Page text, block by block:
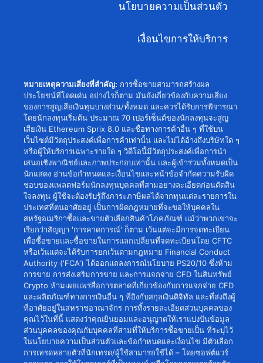
นโยบายความเป็นส่วนตัว
เงื่อนไขการให้บริการ
หมายเหตุความเสี่ยงที่สำคัญ: การซื้อขายสามารถสร้างผล
ประโยชน์ที่โดดเด่น อย่างไรก็ตาม มันยังเกี่ยวข้องกับความเสี่ยง
ของการสูญเสียเงินทุนบางส่วน/ทั้งหมด และควรได้รับการพิจารณา
โดยนักลงทุนเริ่มต้น ประมาณ 70 เปอร์เซ็นต์ของนักลงทุนจะสูญ
เสียเงิน Ethereum Sprix 8.0 และชื่อทางการค้าอื่น ๆ ที่ใช้บน
เว็บไซต์มีวัตถุประสงค์เพื่อการค้าเท่านั้น และไม่ได้อ้างถึงบริษัทใด ๆ
หรือผู้ให้บริการเฉพาะรายใด ๆ วิดีโอนี้มีวัตถุประสงค์เพื่อการนำ
เสนอเชิงพาณิชย์และภาพประกอบเท่านั้น และผู้เข้าร่วมทั้งหมดเป็น
นักแสดง อ่านข้อกำหนดและเงื่อนไขและหน้าข้อจำกัดความรับผิด
ชอบของแพลตฟอร์มนักลงทุนบุคคลที่สามอย่างละเอียดก่อนตัดสิน
ใจลงทุน ผู้ใช้จะต้องรับรู้ถึงภาระภาษีผลได้จากทุนแต่ละรายการใน
ประเทศที่ตนอาศัยอยู่ เป็นการผิดกฎหมายที่จะขอให้บุคคลใน
สหรัฐอเมริกาซื้อและขายตัวเลือกสินค้าโภคภัณฑ์ แม้ว่าพวกเขาจะ
เรียกว่าสัญญา 'การคาดการณ์' ก็ตาม เว้นแต่จะมีการจดทะเบียน
เพื่อซื้อขายและซื้อขายในการแลกเปลี่ยนที่จดทะเบียนโดย CFTC
หรือเว้นแต่จะได้รับการยกเว้นตามกฎหมาย Financial Conduct
Authority ('FCA') ได้ออกแถลงการณ์นโยบาย PS20/10 ซึ่งห้าม
การขาย การส่งเสริมการขาย และการแจกจ่าย CFD ในสินทรัพย์
Crypto ห้ามเผยแพร่สื่อการตลาดที่เกี่ยวข้องกับการแจกจ่าย CFD
และผลิตภัณฑ์ทางการเงินอื่น ๆ ที่อิงกับสกุลเงินดิจิทัล และที่ส่งถึงผู้
ที่อาศัยอยู่ในสหราชอาณาจักร การทิ้งรายละเอียดส่วนบุคคลของ
คุณไว้ในที่นี้ แสดงว่าคุณยินยอมและอนุญาตให้เราแบ่งปันข้อมูล
ส่วนบุคคลของคุณกับบุคคลที่สามที่ให้บริการซื้อขายเป็น ที่ระบุไว้
ในนโยบายความเป็นส่วนตัวและข้อกำหนดและเงื่อนไข มีตัวเลือก
การเทรดหลายตัวที่นักเทรด/ผู้ใช้สามารถใช้ได้ – โดยซอฟต์แวร์